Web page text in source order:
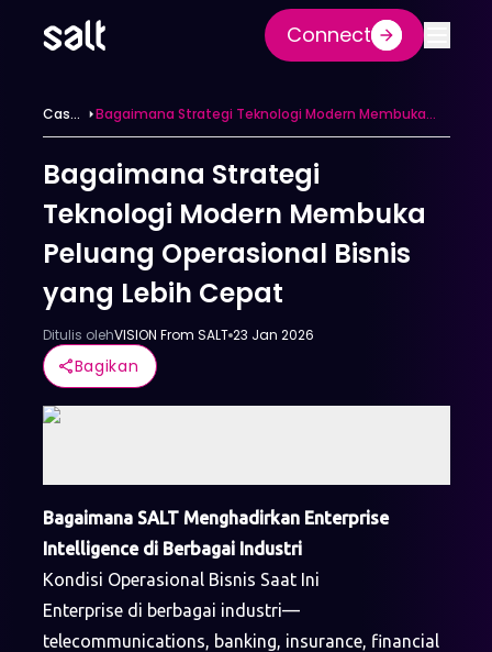
Connect
Case
Bagaimana Strategi Teknologi Modern Membuka
Bagaimana Strategi
Teknologi Modern Membuka
Peluang Operasional Bisnis
yang Lebih Cepat
Ditulis olehVISION From SALT 23 Jan 2026
Bagikan
Bagaimana SALT Menghadirkan Enterprise
Intelligence di Berbagai Industri
Kondisi Operasional Bisnis Saat Ini
Enterprise di berbagai industri—
telecommunications, banking, insurance, financial